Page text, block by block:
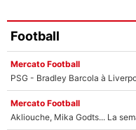
Football
Mercato Football
PSG - Bradley Barcola à
Mercato Football